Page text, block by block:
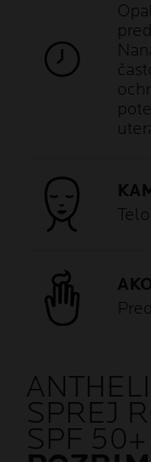
SPREJ
SPF 50+